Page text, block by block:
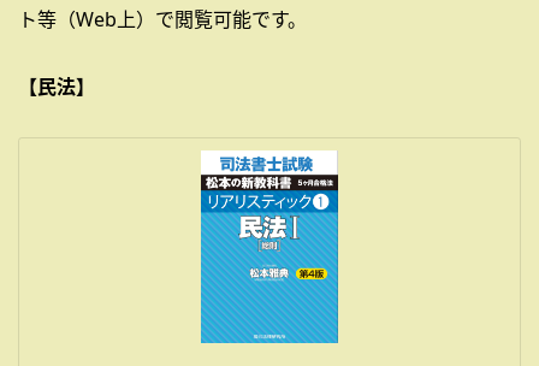
ト等（Web上）で閲覧可能です。
【民法】